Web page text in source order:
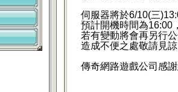
伺服器將於6/10(三
預計開機時間為16:00
若有變動將會再另行
造成不便之處敬請見
傳奇網路遊戲公司感